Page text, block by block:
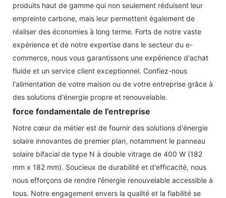
produits haut de gamme qui non seulement réduisent leur
empreinte carbone, mais leur permettent également de
réaliser des économies à long terme. Forts de notre vaste
expérience et de notre expertise dans le secteur du e-
commerce, nous vous garantissons une expérience d'achat
fluide et un service client exceptionnel. Confiez-nous
l'alimentation de votre maison ou de votre entreprise grâce à
des solutions d'énergie propre et renouvelable.
force fondamentale de l'entreprise
Notre cœur de métier est de fournir des solutions d'énergie
solaire innovantes de premier plan, notamment le panneau
solaire bifacial de type N à double vitrage de 400 W (182
mm x 182 mm). Soucieux de durabilité et d'efficacité, nous
nous efforçons de rendre l'énergie renouvelable accessible à
tous. Notre engagement envers la qualité et la fiabilité se